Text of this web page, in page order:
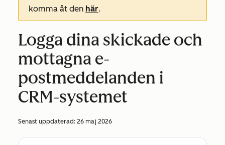
komma åt den här.
Logga dina skickade och
mottagna e-
postmeddelanden i
CRM-systemet
Senast uppdaterad: 26 maj 2026